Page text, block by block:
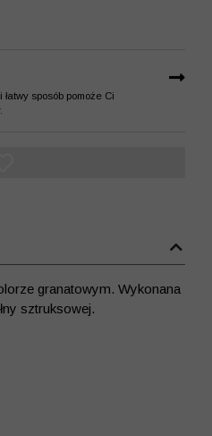
sposób pomoże Ci
granatowym. Wykonana
sztruksowej.